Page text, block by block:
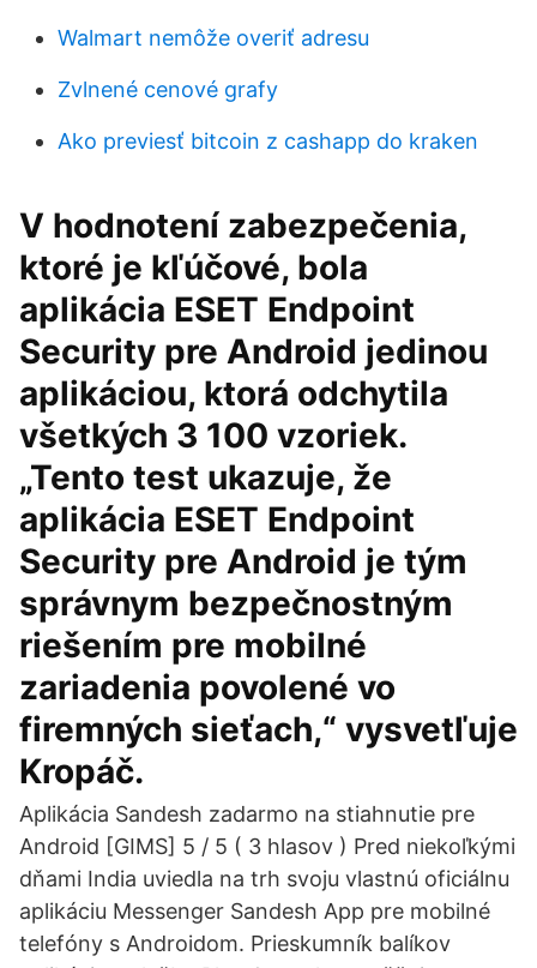
Walmart nemôže overiť adresu
Zvlnené cenové grafy
Ako previesť bitcoin z cashapp do kraken
V hodnotení zabezpečenia,
ktoré je kľúčové, bola
aplikácia ESET Endpoint
Security pre Android jedinou
aplikáciou, ktorá odchytila
všetkých 3 100 vzoriek.
„Tento test ukazuje, že
aplikácia ESET Endpoint
Security pre Android je tým
správnym bezpečnostným
riešením pre mobilné
zariadenia povolené vo
firemných sieťach,“ vysvetľuje
Kropáč.
Aplikácia Sandesh zadarmo na stiahnutie pre
Android [GIMS] 5 / 5 ( 3 hlasov ) Pred niekoľkými
dňami India uviedla na trh svoju vlastnú oficiálnu
aplikáciu Messenger Sandesh App pre mobilné
telefóny s Androidom. Prieskumník balíkov